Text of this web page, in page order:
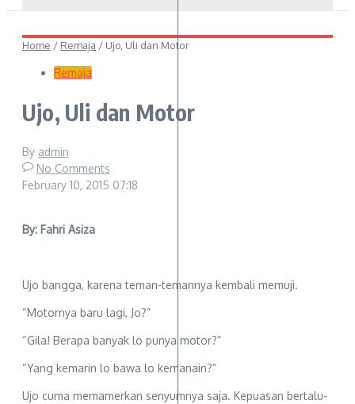
Home / Remaja / Ujo, Uli dan Motor
Remaja
Ujo, Uli dan Motor
By admin
No Comments
February 10, 2015 07:18
By: Fahri Asiza
Ujo bangga, karena teman-temannya kembali memuji.
“Motornya baru lagi, Jo?”
“Gila! Berapa banyak lo punya motor?”
“Yang kemarin lo bawa lo kemanain?”
Ujo cuma memamerkan senyumnya saja. Kepuasan bertalu-